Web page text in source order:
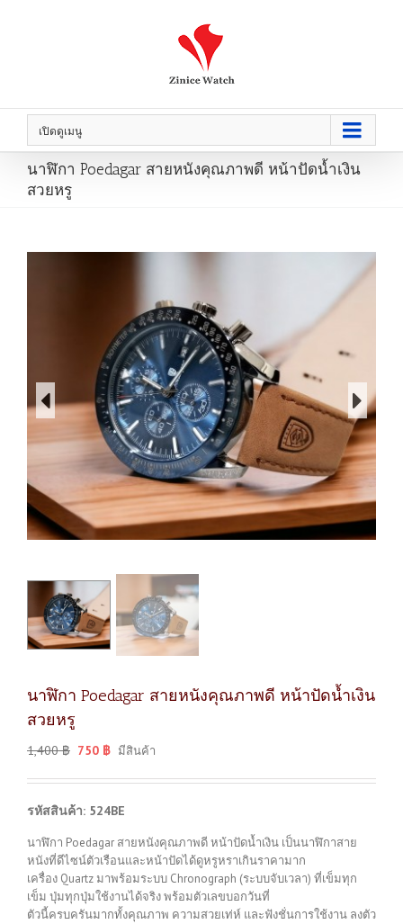
เปิดดูเมนู
นาฬิกา Poedagar สายหนังคุณภาพดี หน้าปัดน้ำเงิน
สวยหรู
นาฬิกา Poedagar สายหนังคุณภาพดี หน้าปัดน้ำเงิน
สวยหรู
1,400฿ 750 ฿ มีสินค้า
รหัสสินค้า: 524BE
นาฬิกา Poedagar สายหนังคุณภาพดี หน้าปัดน้ำเงิน เป็นนาฬิกาสาย
หนังที่ดีไซน์ตัวเรือนและหน้าปัดได้ดูหรูหราเกินราคามาก
เครื่อง Quartz มาพร้อมระบบ Chronograph (ระบบจับเวลา) ที่เข็มทุก
เข็ม ปุ่มทุกปุ่มใช้งานได้จริง พร้อมตัวเลขบอกวันที่
ตัวนี้ครบครันมากทั้งคุณภาพ ความสวยเท่ห์ และฟังชั่นการใช้งาน ลงตัว